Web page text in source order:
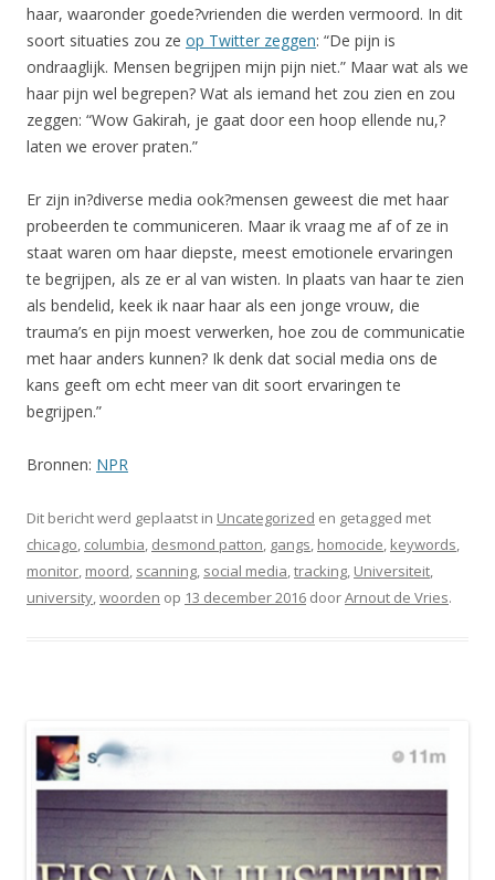
haar, waaronder goede?vrienden die werden vermoord. In dit
soort situaties zou ze op Twitter zeggen: “De pijn is
ondraaglijk. Mensen begrijpen mijn pijn niet.” Maar wat als we
haar pijn wel begrepen? Wat als iemand het zou zien en zou
zeggen: “Wow Gakirah, je gaat door een hoop ellende nu,?
laten we erover praten.”
Er zijn in?diverse media ook?mensen geweest die met haar
probeerden te communiceren. Maar ik vraag me af of ze in
staat waren om haar diepste, meest emotionele ervaringen
te begrijpen, als ze er al van wisten. In plaats van haar te zien
als bendelid, keek ik naar haar als een jonge vrouw, die
trauma’s en pijn moest verwerken, hoe zou de communicatie
met haar anders kunnen? Ik denk dat social media ons de
kans geeft om echt meer van dit soort ervaringen te
begrijpen.”
Bronnen: NPR
Dit bericht werd geplaatst in Uncategorized en getagged met
chicago, columbia, desmond patton, gangs, homocide, keywords,
monitor, moord, scanning, social media,tracking, Universiteit,
university,woorden op 13 december 2016 doorArnout de Vries.